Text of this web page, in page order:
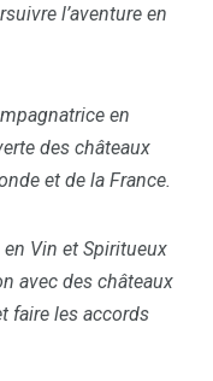
l’aventure en
en
des châteaux
et de la France.
Vin et Spiritueux
avec des châteaux
faire les accords